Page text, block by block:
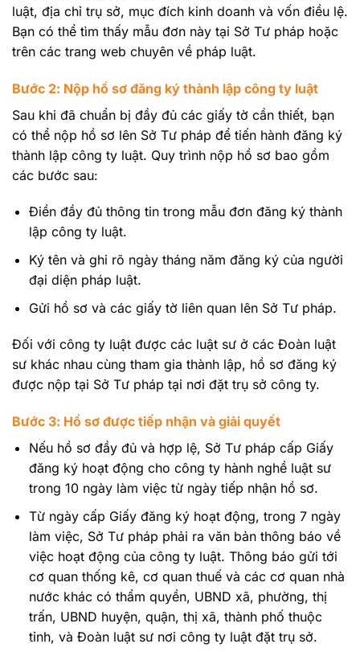
luật, địa chỉ trụ sở, mục đích kinh doanh và vốn điều lệ.
Bạn có thể tìm thấy mẫu đơn này tại Sở Tư pháp hoặc
trên các trang web chuyên về pháp luật.
Bước 2: Nộp hồ sơ đăng ký thành lập công ty luật
Sau khi đã chuẩn bị đầy đủ các giấy tờ cần thiết, bạn
có thể nộp hồ sơ lên Sở Tư pháp để tiến hành đăng ký
thành lập công ty luật. Quy trình nộp hồ sơ bao gồm
các bước sau:
Điền đầy đủ thông tin trong mẫu đơn đăng ký thành
lập công ty luật.
Ký tên và ghi rõ ngày tháng năm đăng ký của người
đại diện pháp luật.
Gửi hồ sơ và các giấy tờ liên quan lên Sở Tư pháp.
Đối với công ty luật được các luật sư ở các Đoàn luật
sư khác nhau cùng tham gia thành lập, hồ sơ đăng ký
được nộp tại Sở Tư pháp tại nơi đặt trụ sở công ty.
Bước 3: Hồ sơ được tiếp nhận và giải quyết
Nếu hồ sơ đầy đủ và hợp lệ, Sở Tư pháp cấp Giấy
đăng ký hoạt động cho công ty hành nghề luật sư
trong 10 ngày làm việc từ ngày tiếp nhận hồ sơ.
Từ ngày cấp Giấy đăng ký hoạt động, trong 7 ngày
làm việc, Sở Tư pháp phải ra văn bản thông báo về
việc hoạt động của công ty luật. Thông báo gửi tới
cơ quan thống kê, cơ quan thuế và các cơ quan nhà
nước khác có thẩm quyền, UBND xã, phường, thị
trấn, UBND huyện, quận, thị xã, thành phố thuộc
tỉnh, và Đoàn luật sư nơi công ty luật đặt trụ sở.